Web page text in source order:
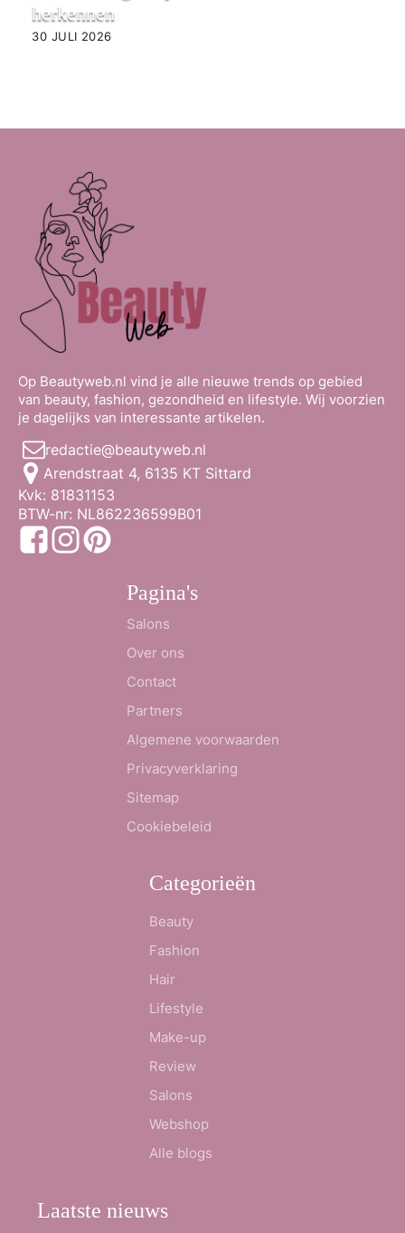
herkennen
30 JULI 2026
Op Beautyweb.nl vind je alle nieuwe trends op gebied
van beauty, fashion, gezondheid en lifestyle. Wij voorzien
je dagelijks van interessante artikelen.
redactie@beautyweb.nl
Arendstraat 4, 6135 KT Sittard
Kvk: 81831153
BTW-nr: NL862236599B01
Pagina's
Salons
Over ons
Contact
Partners
Algemene voorwaarden
Privacyverklaring
Sitemap
Cookiebeleid
Categorieën
Beauty
Fashion
Hair
Lifestyle
Make-up
Review
Salons
Webshop
Alle blogs
Laatste nieuws